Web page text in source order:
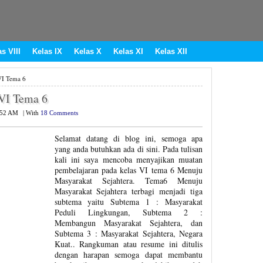
VIII Kelas IX Kelas X Kelas XI Kelas XII
Tema 6
Tema 6
AM With 18 Comments
Selamat datang di blog ini, semoga apa
yang anda butuhkan ada di sini. Pada tulisan
kali ini saya mencoba menyajikan muatan
pembelajaran pada kelas VI tema 6 Menuju
Masyarakat Sejahtera. Tema6 Menuju
Masyarakat Sejahtera terbagi menjadi tiga
subtema yaitu Subtema 1 : Masyarakat
Peduli Lingkungan, Subtema 2 :
Membangun Masyarakat Sejahtera, dan
Subtema 3 : Masyarakat Sejahtera, Negara
Kuat.. Rangkuman atau resume ini ditulis
dengan harapan semoga dapat membantu